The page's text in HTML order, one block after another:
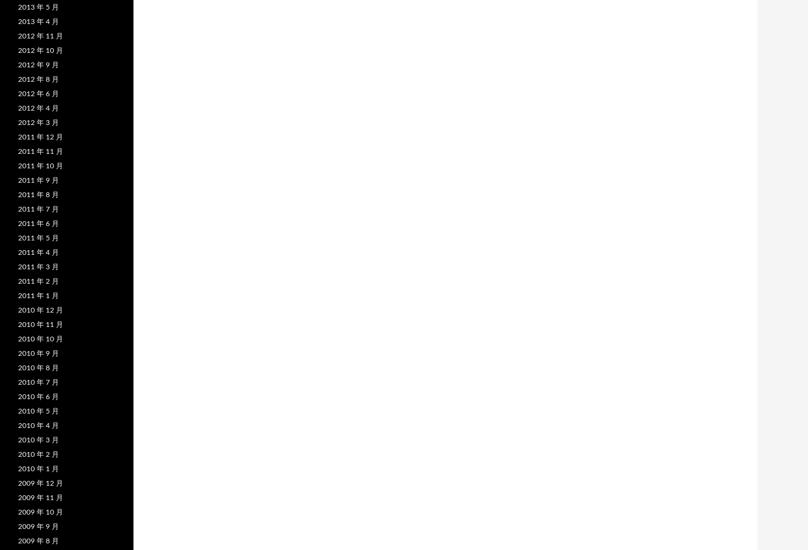
2013 年 5 月
2013 年 4 月
2012 年 11 月
2012 年 10 月
2012 年 9 月
2012 年 8 月
2012 年 6 月
2012 年 4 月
2012 年 3 月
2011 年 12 月
2011 年 11 月
2011 年 10 月
2011 年 9 月
2011 年 8 月
2011 年 7 月
2011 年 6 月
2011 年 5 月
2011 年 4 月
2011 年 3 月
2011 年 2 月
2011 年 1 月
2010 年 12 月
2010 年 11 月
2010 年 10 月
2010 年 9 月
2010 年 8 月
2010 年 7 月
2010 年 6 月
2010 年 5 月
2010 年 4 月
2010 年 3 月
2010 年 2 月
2010 年 1 月
2009 年 12 月
2009 年 11 月
2009 年 10 月
2009 年 9 月
2009 年 8 月